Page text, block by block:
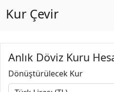
Kur Çevir
Anlık Döviz Kuru
Dönüştürülecek Kur